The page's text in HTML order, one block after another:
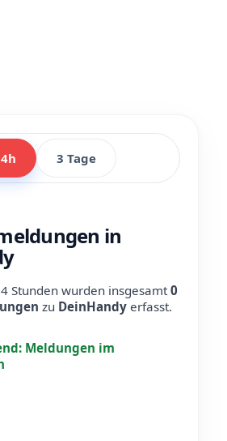
3 Tage
in
Stunden wurden insgesamt0
zu DeinHandy erfasst.
Meldungen im